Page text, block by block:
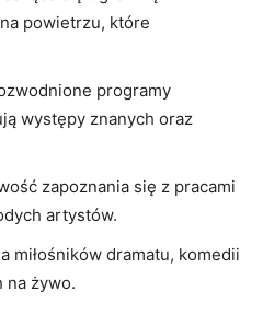
powietrzu, które
programy
występy znanych oraz
zapoznania się z pracami
artystów.
miłośników dramatu, komedii
na żywo.